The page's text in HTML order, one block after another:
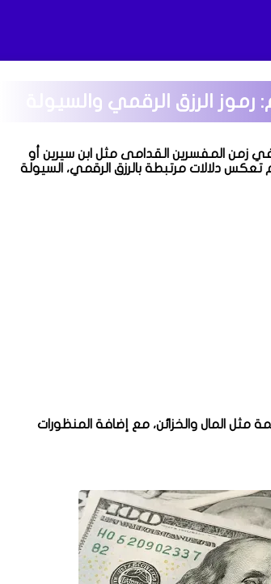
رموز الرزق الرقمي والسيولة
في زمن المفسرين القدامى مثل ابن سيرين أو
تعكس دلالات مرتبطة بالرزق الرقمي، السيولة
المال والخزائن، مع إضافة المنظورات